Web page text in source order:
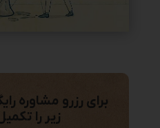
برای رزرو مشاوره
زیر را